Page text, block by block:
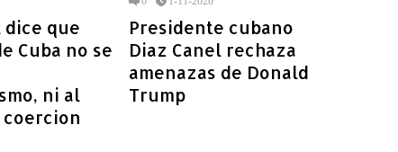
dice que
Cuba no se
ni al
Presidente cubano
Diaz Canel rechaza
amenazas de Donald
Trump